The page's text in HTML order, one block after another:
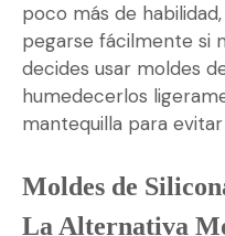
poco más de
pegarse fácilmente si
decides usar moldes
humedecerlos
mantequilla para
Moldes de
La Alternativa